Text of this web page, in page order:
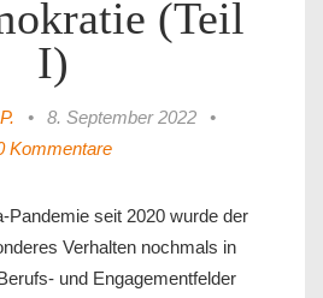
(Teil
I)
• 8. September 2022
•
Kommentare
Pandemie seit 2020 wurde der
Verhalten nochmals in
und Engagementfelder